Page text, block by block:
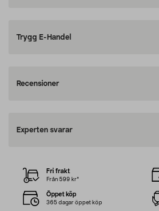
Trygg E-Handel
Recensioner
Experten svarar
Fri frakt
Från 599 kr*
Öppet köp
365 dagar öppet köp